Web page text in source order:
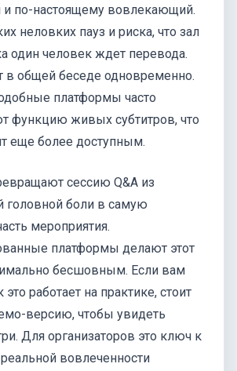
и по-настоящему вовлекающий.
неловких пауз и риска, что зал
один человек ждет перевода.
в общей беседе одновременно.
платформы часто
функцию живых субтитров, что
еще более доступным.
сессию Q&A из
головной боли в самую
мероприятия.
платформы делают этот
бесшовным. Если вам
это работает на практике, стоит
версию, чтобы увидеть
Для организаторов это ключ к
вовлеченности